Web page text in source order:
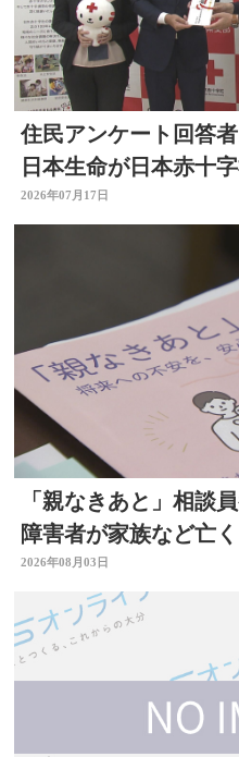
住民アンケート回答
日本生命が日本赤十
2026年07月17日
「親なきあと」相談
障害者が家族など亡
せるように 大分
2026年08月03日